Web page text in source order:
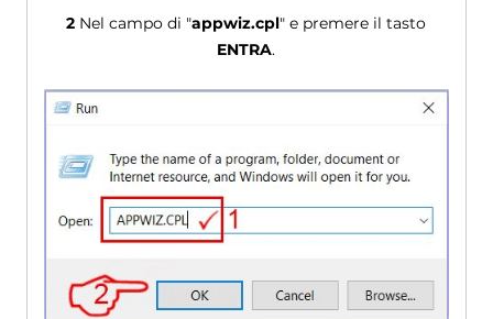
2 Nel campo di "appwiz.cpl" e premere il tasto
ENTRA.